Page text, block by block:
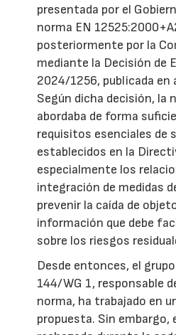
presentada por el
norma EN
posteriormente por la
mediante la Decisión de
2024/1256, publicada en
Según dicha decisión, la
abordaba de forma
requisitos esenciales de
establecidos en la
especialmente los
integración de medidas
prevenir la caída de
información que debe
sobre los riesgos
Desde entonces, el
144/WG 1, responsable
norma, ha trabajado en
propuesta. Sin embargo,